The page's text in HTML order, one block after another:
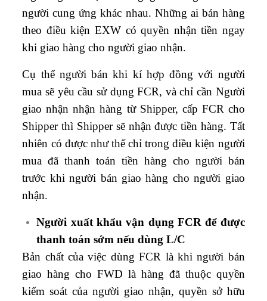
người cung ứng khác nhau. Những ai bán hàng
theo điều kiện EXW có quyền nhận tiền ngay
khi giao hàng cho người giao nhận.
Cụ thể người bán khi kí hợp đồng với người
mua sẽ yêu cầu sử dụng FCR, và chỉ cần Người
giao nhận nhận hàng từ Shipper, cấp FCR cho
Shipper thì Shipper sẽ nhận được tiền hàng. Tất
nhiên có được như thế chỉ trong điều kiện người
mua đã thanh toán tiền hàng cho người bán
trước khi người bán giao hàng cho người giao
nhận.
Người xuất khẩu vận dụng FCR để được
thanh toán sớm nếu dùng L/C
Bản chất của việc dùng FCR là khi người bán
giao hàng cho FWD là hàng đã thuộc quyền
kiểm soát của người giao nhận, quyền sở hữu